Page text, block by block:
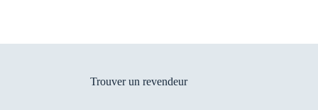
Trouver un revendeur